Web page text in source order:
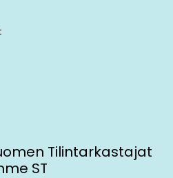
Tilintarkastajat
ST